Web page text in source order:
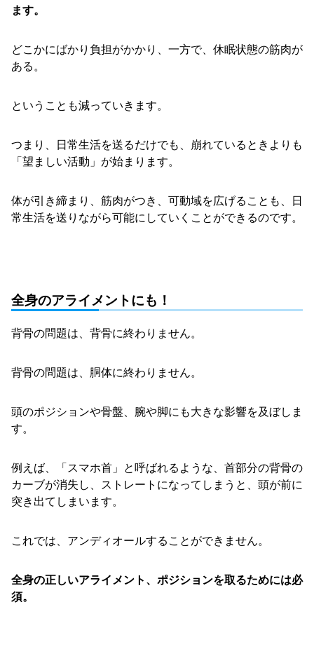
ます。
どこかにばかり負担がかかり、一方で、休眠状態の筋肉が
ある。
ということも減っていきます。
つまり、日常生活を送るだけでも、崩れているときよりも
「望ましい活動」が始まります。
体が引き締まり、筋肉がつき、可動域を広げることも、日
常生活を送りながら可能にしていくことができるのです。
全身のアライメントにも！
背骨の問題は、背骨に終わりません。
背骨の問題は、胴体に終わりません。
頭のポジションや骨盤、腕や脚にも大きな影響を及ぼしま
す。
例えば、「スマホ首」と呼ばれるような、首部分の背骨の
カーブが消失し、ストレートになってしまうと、頭が前に
突き出てしまいます。
これでは、アンディオールすることができません。
全身の正しいアライメント、ポジションを取るためには必
須。